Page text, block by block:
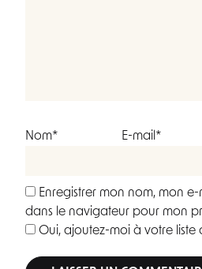
Nom* E-mail*
Enregistrer mon nom, mon
dans le navigateur pour mon
Oui, ajoutez-moi à votre liste